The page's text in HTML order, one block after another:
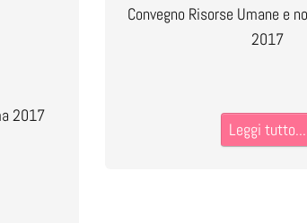
2017
Convegno Risorse Umane e
2017
Leggi tutto...